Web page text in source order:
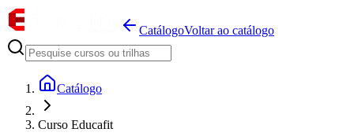
CatálogoVoltar ao catálogo
Catálogo
Curso Educafit